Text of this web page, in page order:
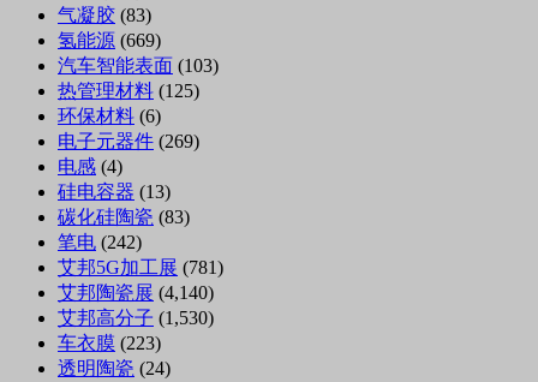
气凝胶 (83)
氢能源 (669)
汽车智能表面 (103)
热管理材料 (125)
环保材料 (6)
电子元器件 (269)
电感 (4)
硅电容器 (13)
碳化硅陶瓷 (83)
笔电 (242)
艾邦5G加工展 (781)
艾邦陶瓷展 (4,140)
艾邦高分子 (1,530)
车衣膜 (223)
透明陶瓷 (24)